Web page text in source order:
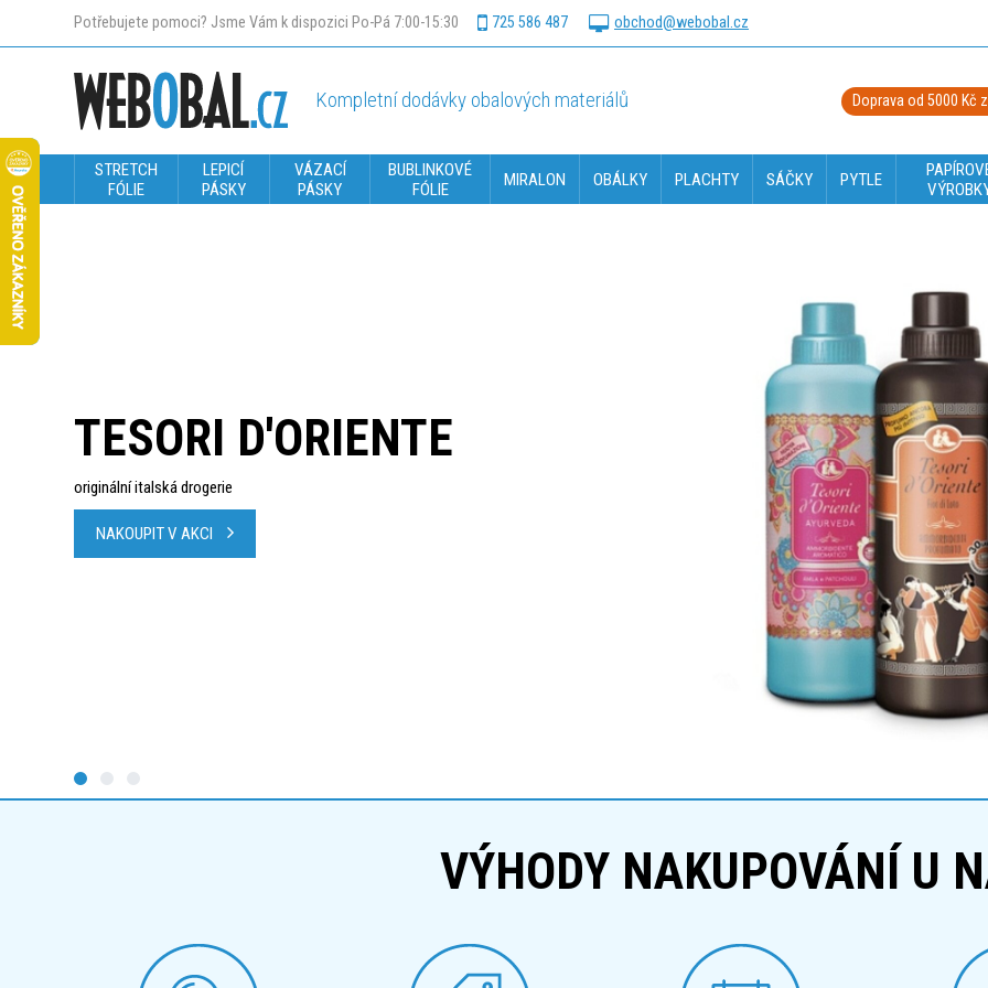
Potřebujete pomoci? Jsme Vám k dispozici Po-Pá 7:00-15:30 725 586 487 obchod@webobal.cz
Kompletní dodávky obalových materiálů Doprava od 5000 Kč
STRETCH
FÓLIE
LEPICÍ
PÁSKY
VÁZACÍ
PÁSKY
BUBLINKOVÉ
FÓLIE
MIRALON OBÁLKY PLACHTY SÁČKY PYTLE
TESORI D'ORIENTE
originální italská drogerie
NAKOUPIT V AKCI
VÝHODY NAKUPOVÁNÍ U